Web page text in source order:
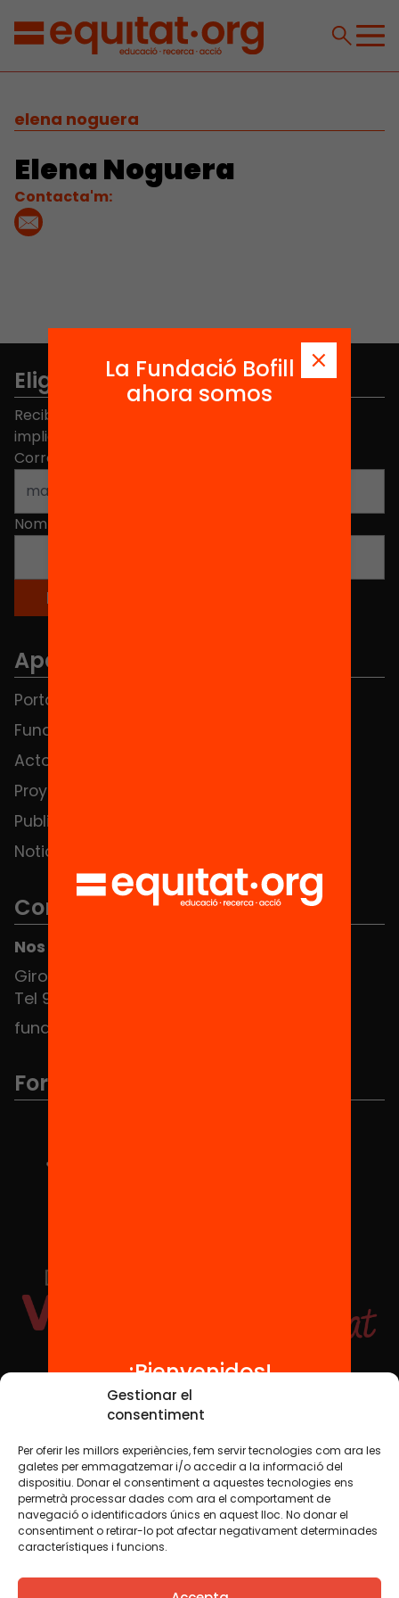
Gestionar el
consentiment
Per oferir les millors experiències, fem servir tecnologies com ara les
galetes per emmagatzemar i/o accedir a la informació del
dispositiu. Donar el consentiment a aquestes tecnologies ens
permetrà processar dades com ara el comportament de
navegació o identificadors únics en aquest lloc. No donar el
consentiment o retirar-lo pot afectar negativament determinades
característiques i funcions.
elena noguera
Elena Noguera
Contacta'm:
Elige equidad
Recibe contenidos, iniciativas y proyectos para
implicarte.
Correo electrónico
Nombre
Apartados
Portada
Fundación
Actos
Proyectos
Publicaciones y vídeos
Noticias
Contacto
Nos puedes encontrar en el HUB Social
Girona 34, interior 08010 Barcelona
Tel 934 588 700
fundacio@equitat.org
Formamos parte de...
Redes sociales
TWT YTB IG FB IN
Aviso legalPolítica de cookies
Creemos que el conocimiento debe compartirse. Por eso
La Fundació Bofill
ahora somos
¡Bienvenidos!